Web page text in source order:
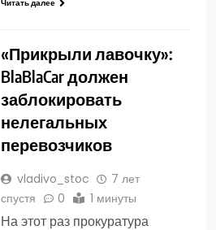
Читать далее
«Прикрыли лавочку»:
BlaBlaCar должен
заблокировать
нелегальных
перевозчиков
vladivo_stoc
7 лет
спустя
0 1 минуты
На этот раз прокуратура